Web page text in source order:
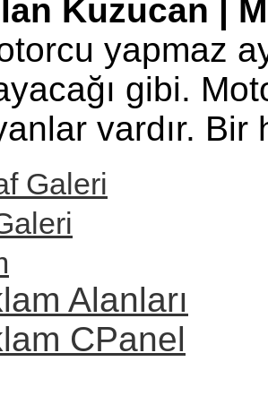
Kuzucan |
yapmaz
gibi.
vardır.
Galeri
Alanları
CPanel